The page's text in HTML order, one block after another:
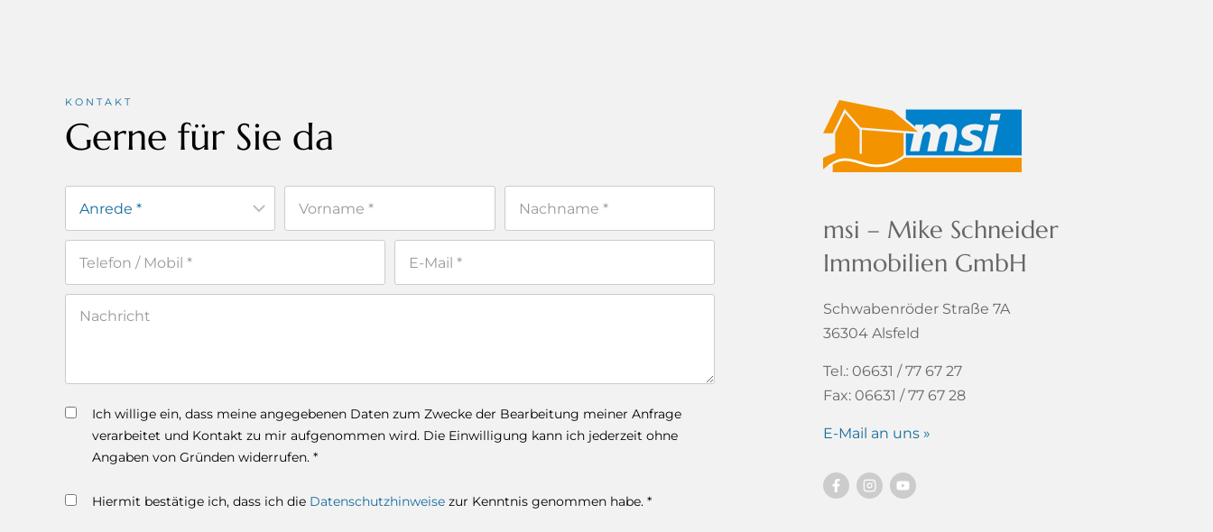
KONTAKT
Gerne für Sie da
Ich willige ein, dass meine angegebenen Daten zum Zwecke der Bearbeitung meiner Anfrage
verarbeitet und Kontakt zu mir aufgenommen wird. Die Einwilligung kann ich jederzeit ohne
Angaben von Gründen widerrufen. *
Hiermit bestätige ich, dass ich die Datenschutzhinweise zur Kenntnis genommen habe. *
msi – Mike Schneider
Immobilien GmbH
Schwabenröder Straße 7A
36304 Alsfeld
Tel.: 06631 / 77 67 27
Fax: 06631 / 77 67 28
E-Mail an uns »